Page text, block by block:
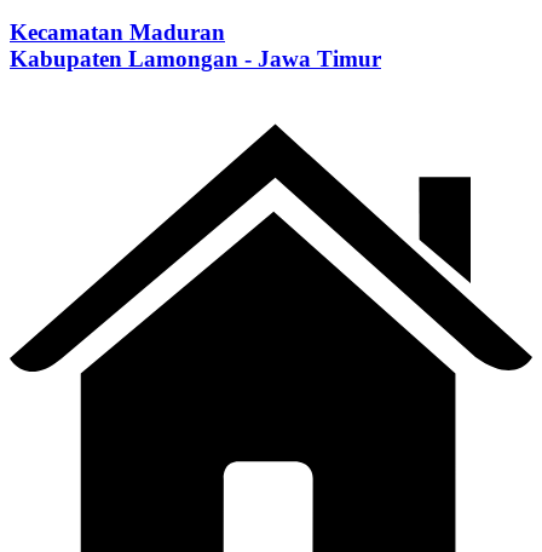
Kecamatan Maduran
Kabupaten Lamongan - Jawa Timur